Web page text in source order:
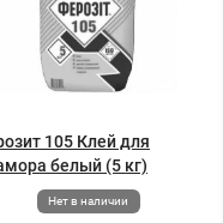
105 Клей для
белый (5 кг)
Нет в наличии